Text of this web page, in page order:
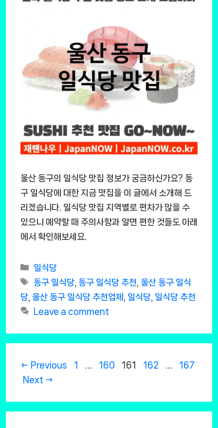
울산 동구의 일식당 맛집 정보가 궁금하신가요? 동
구 일식당에 대한 지금 맛집을 이 글에서 소개해 드
리겠습니다. 일식당 맛집 지역별로 편차가 많을 수
있으니 예약할 때 주의사항과 알면 편한 것들도 아래
에서 확인해보세요.
Categories
일식당
Tags
동구 일식당 동구 일식당 추천
울산 동구 일식
당 울산 동구 일식당 추천업체 일식당 일식당 추천
Leave a comment
← Previous Page
1 Page
160 Page
161 Page
162 Page
167
Next →